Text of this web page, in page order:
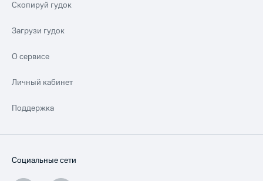
Скопируй гудок
Загрузи гудок
О сервисе
Личный кабинет
Поддержка
Социальные сети